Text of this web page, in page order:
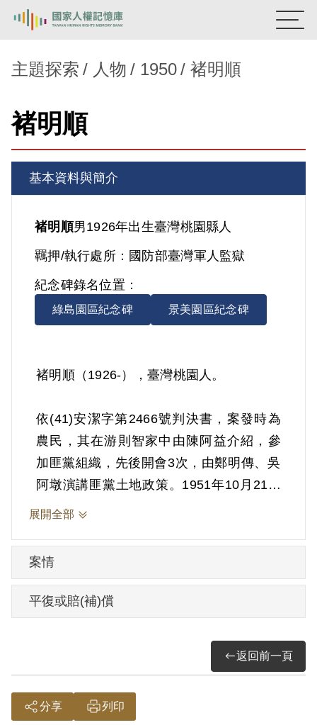
新生訓導處
主題探索
背景知識
關於我們
意見信箱
主題探索 人物 1950 褚明順
褚明順
基本資料與簡介
褚明順男1926年出生臺灣桃園縣人
羈押/執行處所： 國防部臺灣軍人監獄
紀念碑錄名位置：
綠島園區紀念碑 景美園區紀念碑
褚明順（1926-），臺灣桃園人。
依(41)安潔字第2466號判決書，案發時為
農民，其在游則智家中由陳阿益介紹，參
加匪黨組織，先後開會3次，由鄭明傳、吳
阿墩演講匪黨土地政策。1951年10月21日
被羈押。1952年經臺灣省保安司令部以
刑滿開釋。
其於1999年5月向補償基金會提出申請，
2001年4月經第2屆第6次臨時董事會審核通
過予以補償。補償理由為原判決認定其參
邱木舜、吳清溪及證人楊阿木等之供述為
展開全部
案情
平復或賠(補)償
返回前一頁
分享 列印